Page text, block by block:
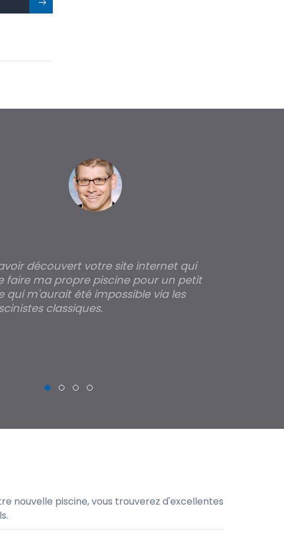
et
découvert votre site internet qui
faire ma propre piscine pour un petit
qui m'aurait été impossible via les
classiques.
nouvelle piscine, vous trouverez d'excellentes